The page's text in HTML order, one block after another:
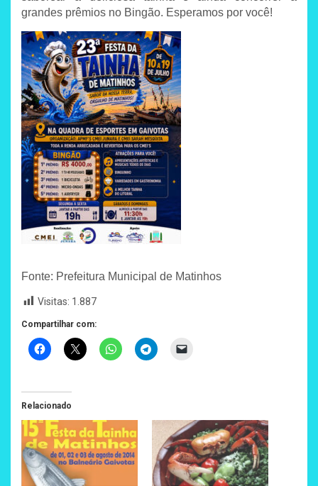
grandes prêmios no Bingão. Esperamos por você!
Fonte: Prefeitura Municipal de Matinhos
Visitas: 1.887
Compartilhar com:
Relacionado